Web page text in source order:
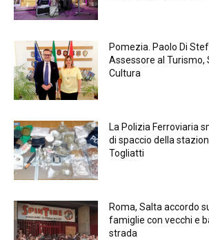
Pomezia. Paolo Di
Assessore al Turismo,
Cultura
La Polizia Ferroviaria
di spaccio della
Togliatti
Roma, Salta accordo
famiglie con vecchi e
strada